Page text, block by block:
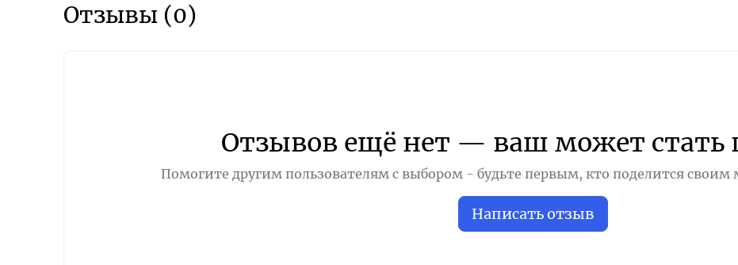
Отзывы (0)
Отзывов ещё нет — ваш может стать
Помогите другим пользователям с выбором - будьте первым, кто поделится своим
Написать отзыв